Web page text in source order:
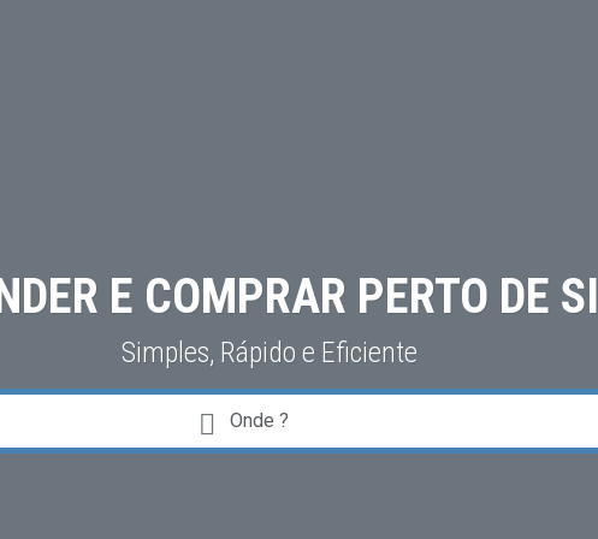
E COMPRAR PERTO DE SI
Simples, Rápido e Eficiente